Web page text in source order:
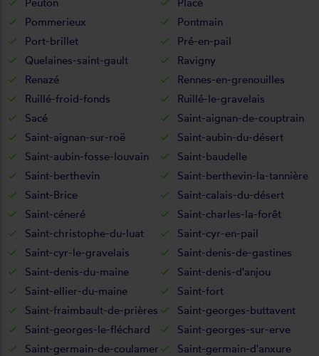
Pommerieux
Pontmain
Port-brillet
Pré-en-pail
Quelaines-saint-gault
Ravigny
Renazé
Rennes-en-grenouilles
Ruillé-froid-fonds
Ruillé-le-gravelais
Sacé
Saint-aignan-de-couptrain
Saint-aignan-sur-roë
Saint-aubin-du-désert
Saint-aubin-fosse-louvain
Saint-baudelle
Saint-berthevin
Saint-berthevin-la-tannière
Saint-Brice
Saint-calais-du-désert
Saint-céneré
Saint-charles-la-forêt
Saint-christophe-du-luat
Saint-cyr-en-pail
Saint-cyr-le-gravelais
Saint-denis-de-gastines
Saint-denis-du-maine
Saint-denis-d'anjou
Saint-ellier-du-maine
Saint-fort
Saint-fraimbault-de-prières
Saint-georges-buttavent
Saint-georges-le-fléchard
Saint-georges-sur-erve
Saint-germain-de-coulamer
Saint-germain-d'anxure